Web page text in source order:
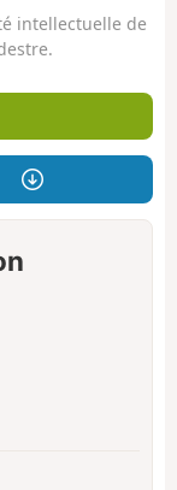
intellectuelle de